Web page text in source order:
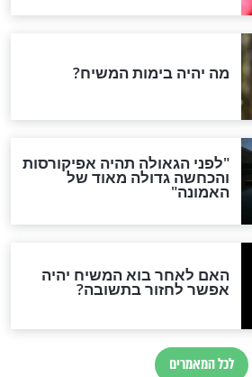
מצות שמורות ומצות עבודת
יד?
יהדות